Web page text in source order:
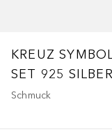
KREUZ
SET 925 SILBER
Schmuck